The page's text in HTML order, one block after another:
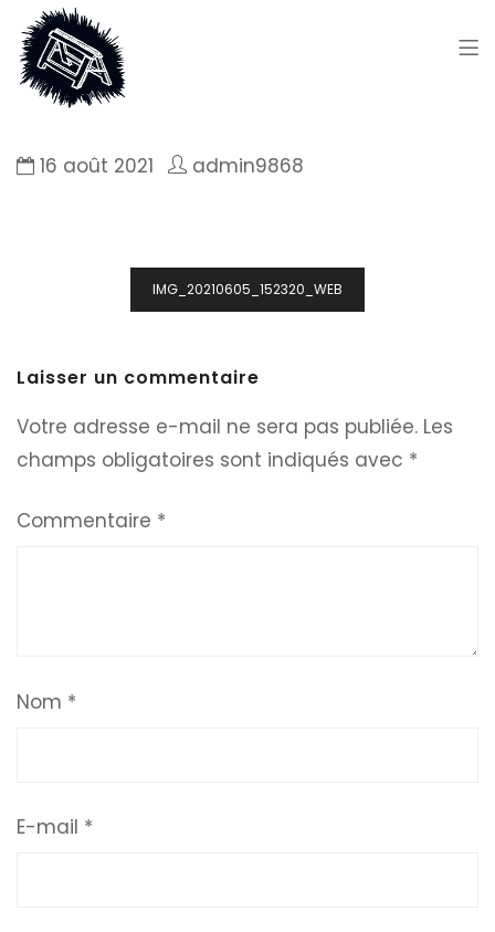
16 août 2021 admin9868
IMG_20210605_152320_WEB
Laisser un commentaire
Votre adresse e-mail ne sera pas publiée. Les
champs obligatoires sont indiqués avec *
Commentaire *
Nom *
E-mail *